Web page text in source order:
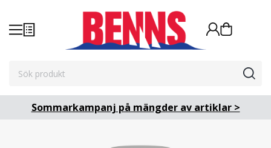
Sommarkampanj på mängder av artiklar >